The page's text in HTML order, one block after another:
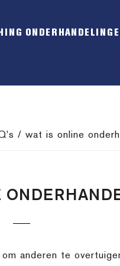
/ wat is online
anderen te